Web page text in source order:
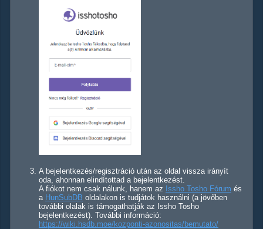
A bejelentkezés/regisztráció után az oldal vissza irányít
oda, ahonnan elindítottad a bejelentkezést.
A fiókot nem csak nálunk, hanem az Issho Tosho Fórum és
a HunSubDB oldalakon is tudjátok használni (a jövőben
további olalak is támogathatják az Issho Tosho
bejelentkezést). További információ:
https://wiki.hsdb.moe/kozponti-azonositas/bemutato/